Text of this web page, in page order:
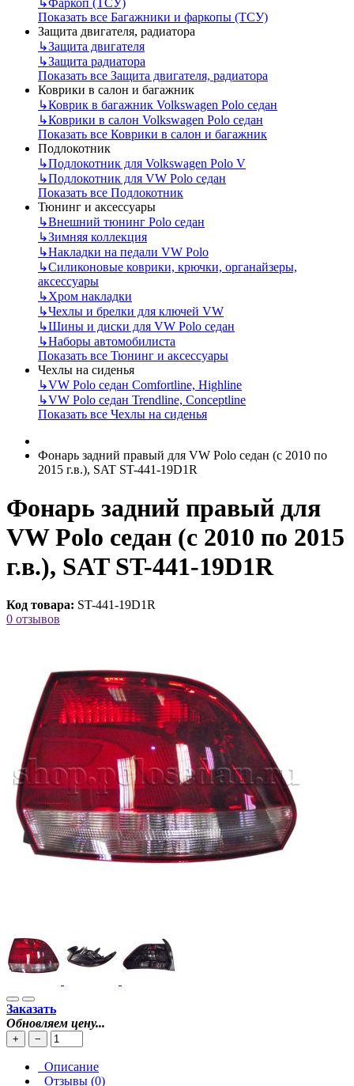
Показать все Багажники и фаркопы (ТСУ)
Защита двигателя, радиатора
↳Защита двигателя
↳Защита радиатора
Показать все Защита двигателя, радиатора
Коврики в салон и багажник
↳Коврик в багажник Volkswagen Polo седан
↳Коврики в салон Volkswagen Polo седан
Показать все Коврики в салон и багажник
Подлокотник
↳Подлокотник для Volkswagen Polo V
↳Подлокотник для VW Polo седан
Показать все Подлокотник
Тюнинг и аксессуары
↳Внешний тюнинг Polo седан
↳Зимняя коллекция
↳Накладки на педали VW Polo
↳Силиконовые коврики, крючки, органайзеры,
аксессуары
↳Хром накладки
↳Чехлы и брелки для ключей VW
↳Шины и диски для VW Polo седан
↳Наборы автомобилиста
Показать все Тюнинг и аксессуары
Чехлы на сиденья
↳VW Polo седан Comfortline, Highline
↳VW Polo седан Trendline, Conceptline
Показать все Чехлы на сиденья
Фонарь задний правый для VW Polo седан (с 2010 по
2015 г.в.), SAT ST-441-19D1R
Фонарь задний правый для
VW Polo седан (с 2010 по 2015
г.в.), SAT ST-441-19D1R
Код товара: ST-441-19D1R
0 отзывов
Заказать
Обновляем цену...
+ −
Описание
Отзывы (0)